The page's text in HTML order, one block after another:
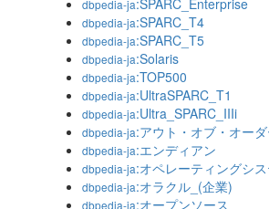
dbpedia-ja:SPARC_Enterprise
dbpedia-ja:SPARC_T4
dbpedia-ja:SPARC_T5
dbpedia-ja:Solaris
dbpedia-ja:TOP500
dbpedia-ja:UltraSPARC_T1
dbpedia-ja:Ultra_SPARC_IIIi
dbpedia-ja:アウト・オブ・オー
dbpedia-ja:エンディアン
dbpedia-ja:オペレーティングシ
dbpedia-ja:オラクル_(企業)
dbpedia-ja:オープンソース